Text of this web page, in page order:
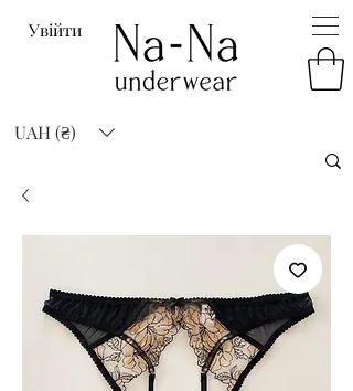
Увійти
UAH (₴)